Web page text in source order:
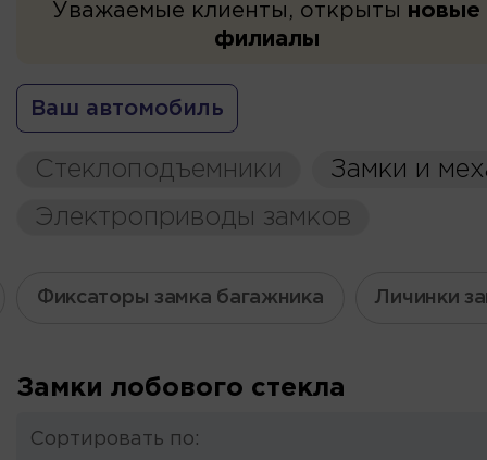
Уважаемые клиенты, открыты новые
филиалы
Ваш автомобиль
Стеклоподъемники
Замки и
Электроприводы замков
Фиксаторы замка багажника Личинки
Замки лобового стекла
Сортировать по: